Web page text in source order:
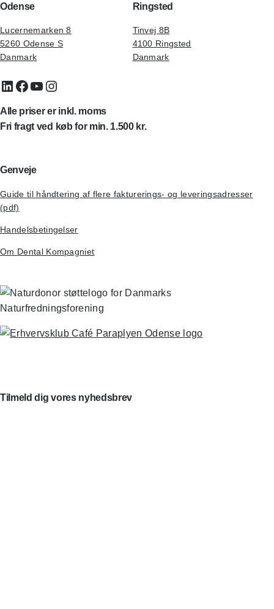
Odense
Lucernemarken 8
5260 Odense S
Danmark
Ringsted
Tinvej 8B
4100 Ringsted
Danmark
LinkedIn Facebook YouTube Instagram
Alle priser er inkl. moms
Fri fragt ved køb for min. 1.500 kr.
Genveje
Guide til håndtering af flere fakturerings- og leveringsadresser
(pdf)
Handelsbetingelser
Om Dental Kompagniet
Tilmeld dig vores nyhedsbrev